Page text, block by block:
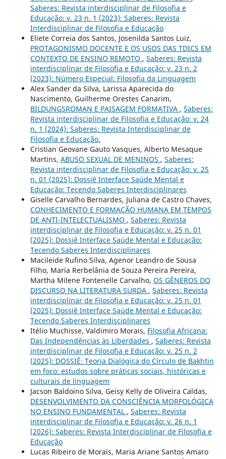
Saberes: Revista interdisciplinar de Filosofia e
Educação: v. 23 n. 1 (2023): Saberes: Revista
Interdisciplinar de Filosofia e Educação
Eliete Correia dos Santos, Josenilda Santos Luiz,
PROTAGONISMO DOCENTE E OS USOS DAS TDICS EM
CONTEXTO DE ENSINO REMOTO , Saberes: Revista
interdisciplinar de Filosofia e Educação: v. 23 n. 2
(2023): Número Especial: Filosofia da Linguagem
Alex Sander da Silva, Larissa Aparecida do
Nascimento, Guilherme Orestes Canarim,
BILDUNGSROMAN E PAISAGEM FORMATIVA , Saberes:
Revista interdisciplinar de Filosofia e Educação: v. 24
n. 1 (2024): Saberes: Revista Interdisciplinar de
Filosofia e Educação.
Cristian Geovane Gauto Vasques, Alberto Mesaque
Martins, ABUSO SEXUAL DE MENINOS , Saberes:
Revista interdisciplinar de Filosofia e Educação: v. 25
n. 01 (2025): Dossiê Interface Saúde Mental e
Educação: Tecendo Saberes Interdisciplinares
Giselle Carvalho Bernardes, Juliana de Castro Chaves,
CONHECIMENTO E FORMAÇÃO HUMANA EM TEMPOS
DE ANTI-INTELECTUALISMO , Saberes: Revista
interdisciplinar de Filosofia e Educação: v. 25 n. 01
(2025): Dossiê Interface Saúde Mental e Educação:
Tecendo Saberes Interdisciplinares
Macileide Rufino Silva, Agenor Leandro de Sousa
Filho, Maria Rerbelânia de Souza Pereira Pereira,
Martha Milene Fontenelle Carvalho, OS GÊNEROS DO
DISCURSO NA LITERATURA SURDA , Saberes: Revista
interdisciplinar de Filosofia e Educação: v. 25 n. 01
(2025): Dossiê Interface Saúde Mental e Educação:
Tecendo Saberes Interdisciplinares
Itélio Muchisse, Valdimiro Morais, Filosofia Africana:
Das Independências às Liberdades , Saberes: Revista
interdisciplinar de Filosofia e Educação: v. 25 n. 2
(2025): DOSSIÊ: Teoria Dialógica do Círculo de Bakhtin
em foco: estudos sobre práticas sociais, históricas e
culturais de linguagem
Jacson Baldoino Silva, Geisy Kelly de Oliveira Caldas,
DESENVOLVIMENTO DA CONSCIÊNCIA MORFOLÓGICA
NO ENSINO FUNDAMENTAL , Saberes: Revista
interdisciplinar de Filosofia e Educação: v. 26 n. 1
(2026): Saberes: Revista Interdisciplinar de Filosofia e
Educação
Lucas Ribeiro de Morais, Maria Ariane Santos Amaro